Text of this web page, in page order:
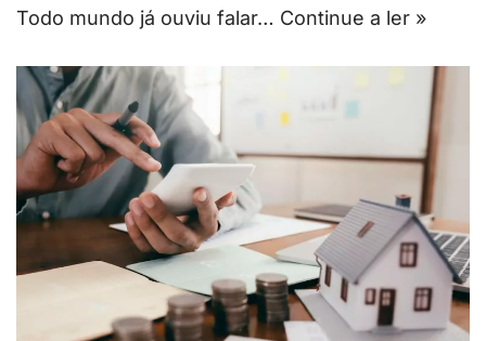
Todo mundo já ouviu falar… Continue a ler »